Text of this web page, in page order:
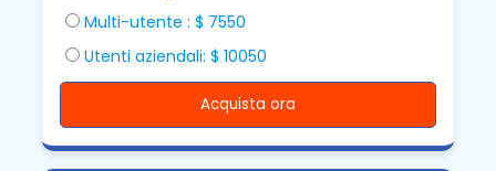
Multi-utente : $ 7550
Utenti aziendali: $ 10050
Acquista ora